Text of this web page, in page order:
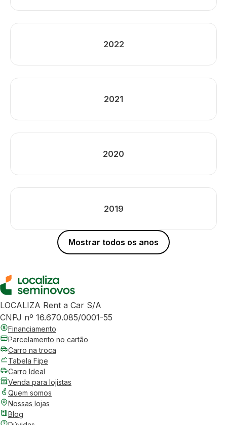
2022
2021
2020
2019
Mostrar todos os anos
LOCALIZA Rent a Car S/A
CNPJ nº 16.670.085/0001-55
Financiamento
Parcelamento no cartão
Carro na troca
Tabela Fipe
Carro Ideal
Venda para lojistas
Quem somos
Nossas lojas
Blog